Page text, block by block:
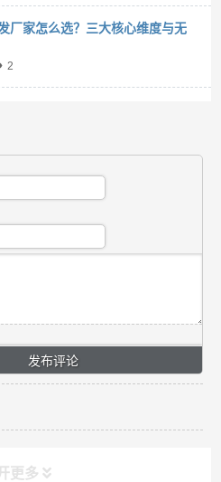
厂家怎么选？三大核心维度与无
2
更多